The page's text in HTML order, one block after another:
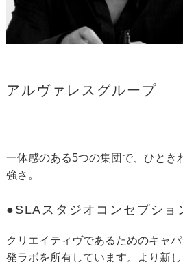
アルヴァレスグループ
一体感のある5つの集団で、ひとき
強さ。
●SLAスタジオコンセプショ
クリエイティヴであるためのキャ
発ラボを所有しています。より新